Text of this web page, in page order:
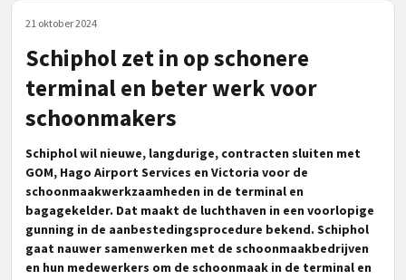
21 oktober 2024
Schiphol zet in op schonere
terminal en beter werk voor
schoonmakers
Schiphol wil nieuwe, langdurige, contracten sluiten met
GOM, Hago Airport Services en Victoria voor de
schoonmaakwerkzaamheden in de terminal en
bagagekelder. Dat maakt de luchthaven in een voorlopige
gunning in de aanbestedingsprocedure bekend. Schiphol
gaat nauwer samenwerken met de schoonmaakbedrijven
en hun medewerkers om de schoonmaak in de terminal en